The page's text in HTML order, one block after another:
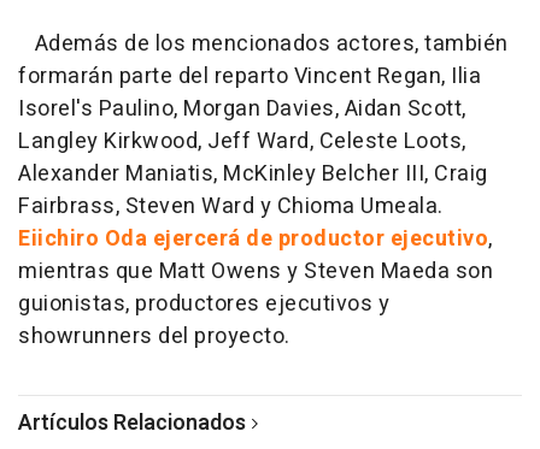
Además de los mencionados actores, también
formarán parte del reparto Vincent Regan, Ilia
Isorel's Paulino, Morgan Davies, Aidan Scott,
Langley Kirkwood, Jeff Ward, Celeste Loots,
Alexander Maniatis, McKinley Belcher III, Craig
Fairbrass, Steven Ward y Chioma Umeala.
Eiichiro Oda ejercerá de productor ejecutivo,
mientras que Matt Owens y Steven Maeda son
guionistas, productores ejecutivos y
showrunners del proyecto.
Artículos Relacionados